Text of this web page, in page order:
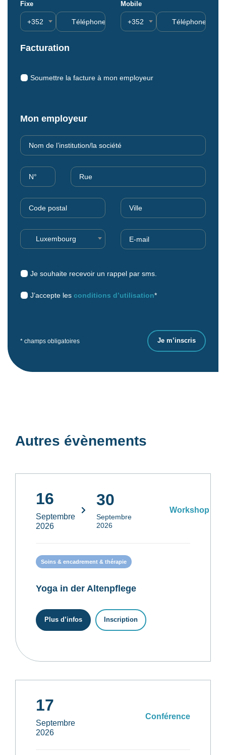
Fixe
+352
Mobile
+352
Facturation
Soumettre la facture à mon employeur
Mon employeur
Luxembourg
Je souhaite recevoir un rappel par sms.
J’accepte les conditions d’utilisation*
* champs obligatoires
Autres évènements
16
Septembre
2026
30
Septembre
2026
Workshop
Soins & encadrement & thérapie
Yoga in der Altenpflege
Plus d’infos Inscription
17
Septembre
2026
Conférence